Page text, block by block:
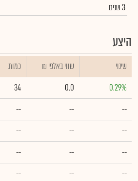
3 שנים
היצע
שינוי ₪ שווי באלפי כמות
0.29%
0.0
34
--
--
--
--
--
--
--
--
--
--
--
--